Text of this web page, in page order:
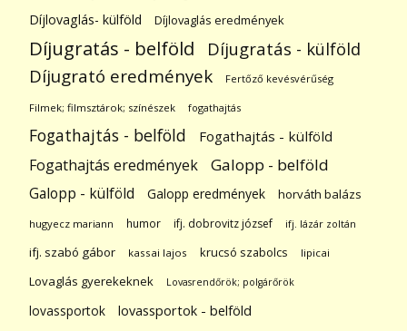
Díjlovaglás- külföld
Díjlovaglás eredmények
Díjugratás - belföld Díjugratás - külföld
Díjugrató eredmények Fertőző kevésvérűség
Filmek; filmsztárok; színészek fogathajtás
Fogathajtás - belföld Fogathajtás - külföld
Fogathajtás eredmények Galopp - belföld
Galopp - külföld Galopp eredmények horváth balázs
hugyecz mariann humor ifj. dobrovitz józsef ifj. lázár zoltán
ifj. szabó gábor kassai lajos krucsó szabolcs lipicai
Lovaglás gyerekeknek Lovasrendőrök; polgárőrök
lovassportok lovassportok - belföld